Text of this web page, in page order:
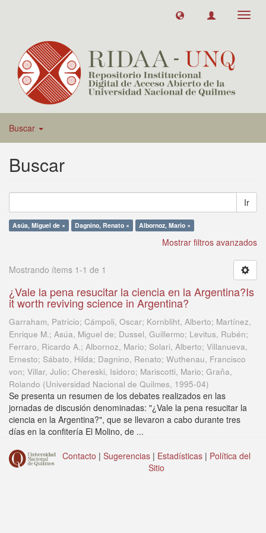
Buscar
Buscar
Ir
Asúa, Miguel de × Dagnino, Renato × Albornoz, Mario ×
Mostrar filtros avanzados
Mostrando ítems 1-1 de 1
¿Vale la pena resucitar la ciencia en la Argentina?Is
it worth reviving science in Argentina?
Garraham, Patricio; Cámpoli, Oscar; Kornbliht, Alberto; Martínez,
Enrique M.; Asúa, Miguel de; Dussel, Guillermo; Levitus, Rubén;
Ferraro, Ricardo A.; Albornoz, Mario; Solari, Alberto; Villanueva,
Ernesto; Sábato, Hilda; Dagnino, Renato; Wuthenau, Francisco
von; Villar, Julio; Chereski, Isidoro; Mariscotti, Mario; Graña,
Rolando (Universidad Nacional de Quilmes, 1995-04)
Se presenta un resumen de los debates realizados en las
jornadas de discusión denominadas: "¿Vale la pena resucitar la
ciencia en la Argentina?", que se llevaron a cabo durante tres
días en la confitería El Molino, de ...
Contacto | Sugerencias | Estadísticas | Política del
Sitio